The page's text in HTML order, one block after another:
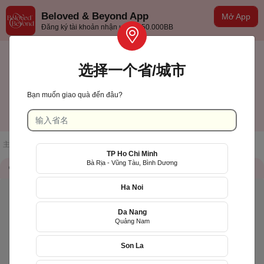
Mở App
Beloved & Beyond App
Đăng ký tài khoản nhận ưu đãi 50.000BB
TP Hồ Chí Minh
主页 店铺一览 / Midimo
QR Code
选择一个省/城市
Bạn muốn giao quà đến đâu?
TP Ho Chi Minh
Bà Rịa - Vũng Tàu, Bình Dương
Ha Noi
Da Nang
Quảng Nam
Son La